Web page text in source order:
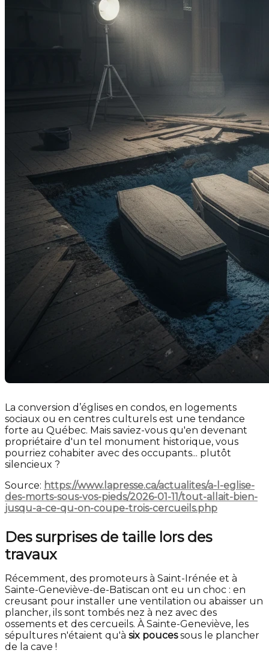
La conversion d’églises en condos, en logements
sociaux ou en centres culturels est une tendance
forte au Québec. Mais saviez-vous qu'en devenant
propriétaire d'un tel monument historique, vous
pourriez cohabiter avec des occupants... plutôt
silencieux ?
Source: https://www.lapresse.ca/actualites/a-l-eglise-
des-morts-sous-vos-pieds/2026-01-11/tout-allait-bien-
jusqu-a-ce-qu-on-coupe-trois-cercueils.php
Des surprises de taille lors des
travaux
Récemment, des promoteurs à Saint-Irénée et à
Sainte-Geneviève-de-Batiscan ont eu un choc : en
creusant pour installer une ventilation ou abaisser un
plancher, ils sont tombés nez à nez avec des
ossements et des cercueils. À Sainte-Geneviève, les
sépultures n'étaient qu'à six poucessous le plancher
de la cave !